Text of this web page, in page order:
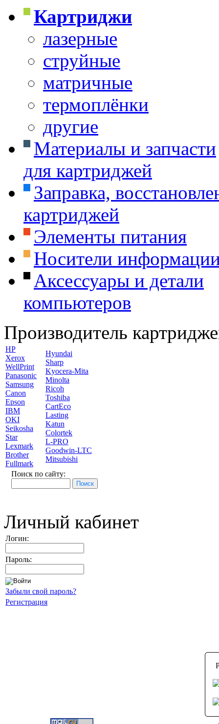
Картриджи
лазерные
струйные
матричные
термоплёнки
другие
Материалы и запчасти
для картриджей
Заправка,
картриджей
Элементы питания
Носители
Аксессуары и детали
компьютеров
Производитель
HP
Xerox
WellPrint
Panasonic
Samsung
Canon
Epson
IBM
OKI
Seikosha
Star
Lexmark
Brother
Fullmark
Hyundai
Sharp
Kyocera-Mita
Minolta
Ricoh
Toshiba
CartEco
Lasting
Katun
Colortek
L-PRO
Goodwin-LTC
Mitsubishi
Поиск по сайту:
Личный кабинет
Логин:
Пароль:
Забыли свой пароль?
Регистрация